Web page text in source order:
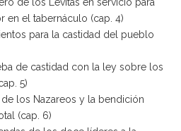
en el tabernáculo (cap. 4)
para la castidad del pueblo
de castidad con la ley sobre los
5)
de los Nazareos y la bendición
(cap. 6)